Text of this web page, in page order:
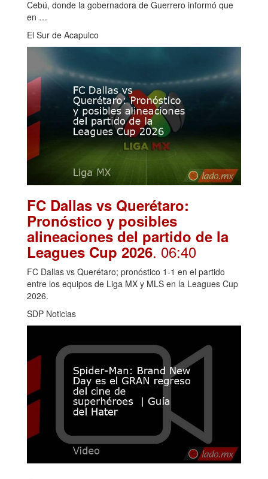
Cebú, donde la gobernadora de Guerrero informó que
en …
El Sur de Acapulco
FC Dallas vs Querétaro:
Pronóstico y posibles
alineaciones del partido de la
Leagues Cup 2026. 06:40
FC Dallas vs Querétaro; pronóstico 1-1 en el partido
entre los equipos de Liga MX y MLS en la Leagues Cup
2026.
SDP Noticias